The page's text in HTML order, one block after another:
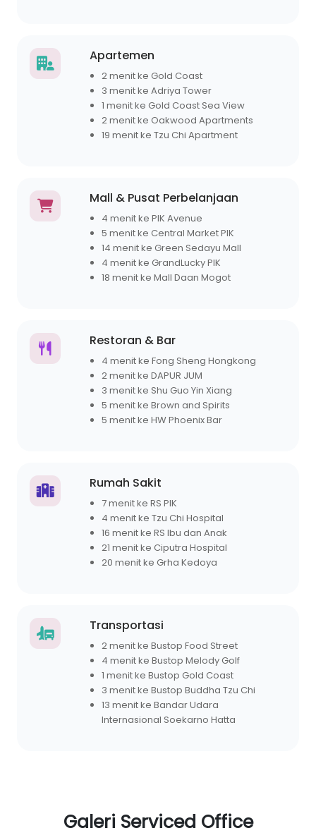
Apartemen
2 menit ke Gold Coast
3 menit ke Adriya Tower
1 menit ke Gold Coast Sea View
2 menit ke Oakwood Apartments
19 menit ke Tzu Chi Apartment
Mall & Pusat Perbelanjaan
4 menit ke PIK Avenue
5 menit ke Central Market PIK
14 menit ke Green Sedayu Mall
4 menit ke GrandLucky PIK
18 menit ke Mall Daan Mogot
Restoran & Bar
4 menit ke Fong Sheng Hongkong
2 menit ke DAPUR JUM
3 menit ke Shu Guo Yin Xiang
5 menit ke Brown and Spirits
5 menit ke HW Phoenix Bar
Rumah Sakit
7 menit ke RS PIK
4 menit ke Tzu Chi Hospital
16 menit ke RS Ibu dan Anak
21 menit ke Ciputra Hospital
20 menit ke Grha Kedoya
Transportasi
2 menit ke Bustop Food Street
4 menit ke Bustop Melody Golf
1 menit ke Bustop Gold Coast
3 menit ke Bustop Buddha Tzu Chi
13 menit ke Bandar Udara
Internasional Soekarno Hatta
Galeri Serviced Office